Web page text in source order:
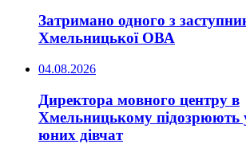
Затримано одного з
Хмельницької ОВА
04.08.2026
Директора мовного центру в
Хмельницькому підозрюють
юних дівчат